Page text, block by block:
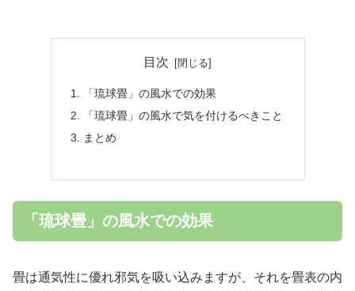
目次
「琉球畳」の風水での効果
「琉球畳」の風水で気を付けるべきこと
まとめ
「琉球畳」の風水での効果
畳は通気性に優れ邪気を吸い込みますが、それを畳表の内